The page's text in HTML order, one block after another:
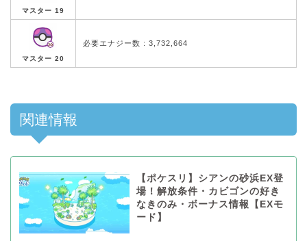
マスター 19
マスター 20
必要エナジー数 : 3,732,664
関連情報
【ポケスリ】シアンの砂浜EX登
場！解放条件・カビゴンの好き
なきのみ・ボーナス情報【EXモ
ード】